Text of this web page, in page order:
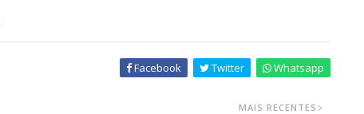
Facebook Twitter Whatsapp
MAIS RECENTES